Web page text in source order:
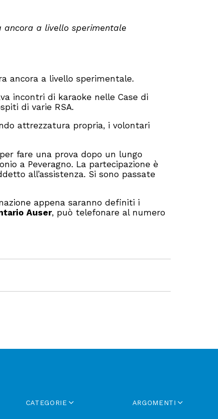
ancora a livello sperimentale
ancora a livello sperimentale.
incontri di karaoke nelle Case di
di varie RSA.
attrezzatura propria, i volontari
fare una prova dopo un lungo
a Peveragno. La partecipazione è
all’assistenza. Si sono passate
appena saranno definiti i
Auser, può telefonare al numero
CATEGORIE ARGOMENTI